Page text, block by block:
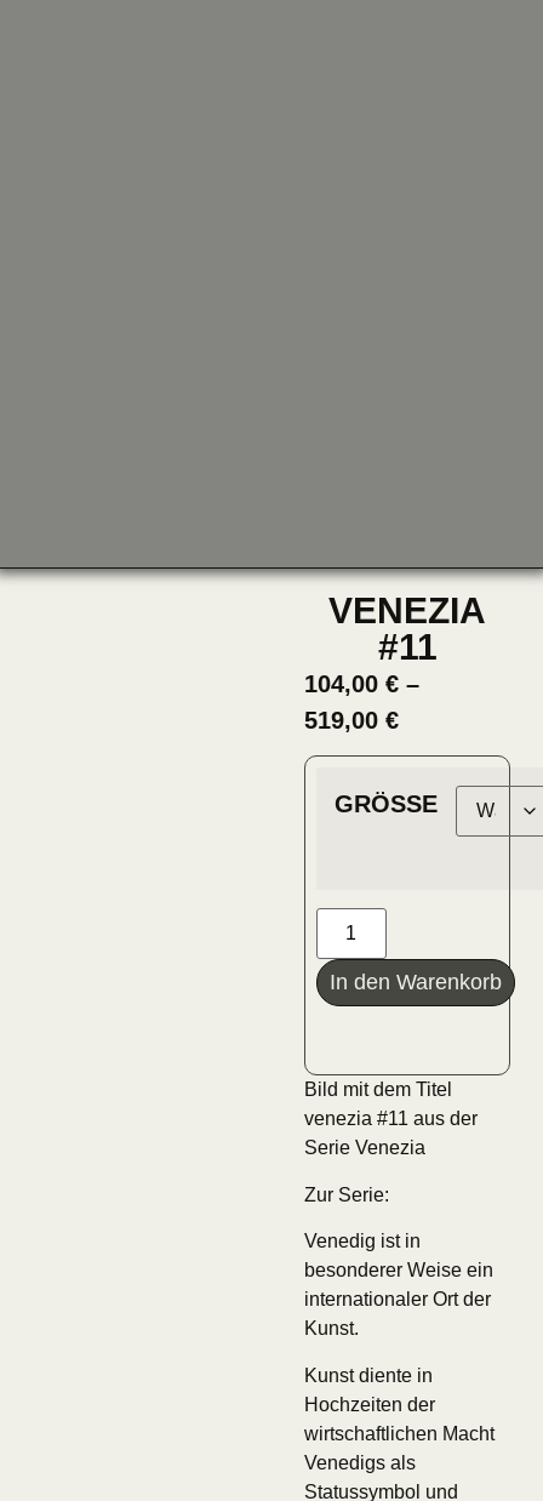
VENEZIA
#11
104,00 €–
519,00 €
GRÖSSE
In den Warenkorb
Bild mit dem Titel
venezia #11 aus der
Serie Venezia
Zur Serie:
Venedig ist in
besonderer Weise ein
internationaler Ort der
Kunst.
Kunst diente in
Hochzeiten der
wirtschaftlichen Macht
Venedigs als
Statussymbol und